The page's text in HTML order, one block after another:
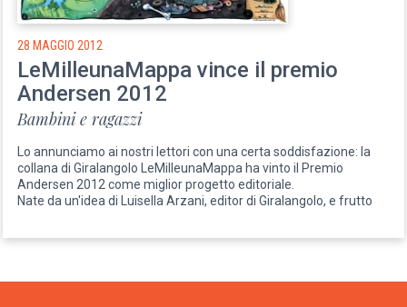
28 MAGGIO 2012
LeMilleunaMappa vince il premio
Andersen 2012
Bambini e ragazzi
Lo annunciamo ai nostri lettori con una certa soddisfazione: la
collana di Giralangolo LeMilleunaMappa ha vinto il Premio
Andersen 2012 come miglior progetto editoriale.
Nate da un'idea di Luisella Arzani, editor di Giralangolo, e frutto